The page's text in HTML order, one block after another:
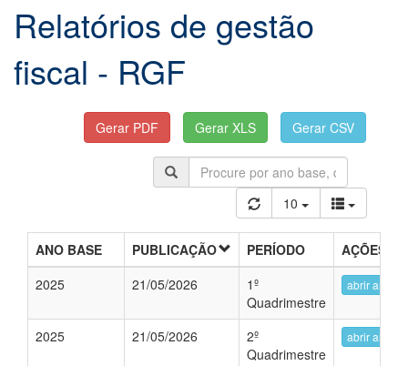
Relatórios de gestão
fiscal - RGF
10
ANO BASE PUBLICAÇÃO PERÍODO
AÇÕES
2025
21/05/2026
1º
Quadrimestre
abrir
2025 21/05/2026
2º
Quadrimestre
abrir